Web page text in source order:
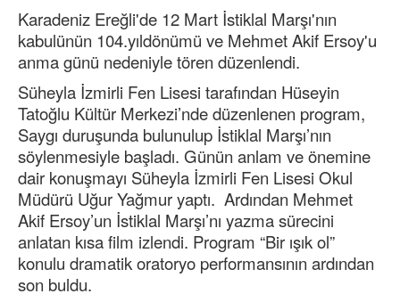
Karadeniz Ereğli'de 12 Mart İstiklal Marşı'nın
kabulünün 104.yıldönümü ve Mehmet Akif Ersoy'u
anma günü nedeniyle tören düzenlendi.
Süheyla İzmirli Fen Lisesi tarafından Hüseyin
Tatoğlu Kültür Merkezi’nde düzenlenen program,
Saygı duruşunda bulunulup İstiklal Marşı’nın
söylenmesiyle başladı. Günün anlam ve önemine
dair konuşmayı Süheyla İzmirli Fen Lisesi Okul
Müdürü Uğur Yağmur yaptı. Ardından Mehmet
Akif Ersoy’un İstiklal Marşı’nı yazma sürecini
anlatan kısa film izlendi. Program “Bir ışık ol”
konulu dramatik oratoryo performansının ardından
son buldu.